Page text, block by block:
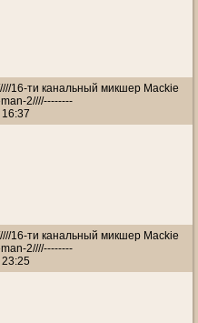
16-ти канальный микшер Mackie
2////--------
16-ти канальный микшер Mackie
2////--------